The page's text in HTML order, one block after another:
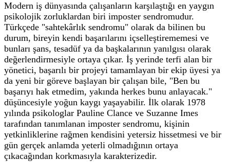
Modern iş dünyasında çalışanların karşılaştığı en yaygın
psikolojik zorluklardan biri imposter sendromudur.
Türkçede "sahtekârlık sendromu" olarak da bilinen bu
durum, bireyin kendi başarılarını içselleştirememesi ve
bunları şans, tesadüf ya da başkalarının yanılgısı olarak
değerlendirmesiyle ortaya çıkar. İş yerinde terfi alan bir
yönetici, başarılı bir projeyi tamamlayan bir ekip üyesi ya
da yeni bir göreve başlayan bir çalışan bile, "Ben bu
başarıyı hak etmedim, yakında herkes bunu anlayacak."
düşüncesiyle yoğun kaygı yaşayabilir. İlk olarak 1978
yılında psikologlar Pauline Clance ve Suzanne Imes
tarafından tanımlanan imposter sendromu, kişinin
yetkinliklerine rağmen kendisini yetersiz hissetmesi ve bir
gün gerçek anlamda yeterli olmadığının ortaya
çıkacağından korkmasıyla karakterizedir.